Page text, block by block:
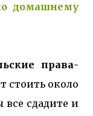
домашнему
права-
стоить около
все сдадите и